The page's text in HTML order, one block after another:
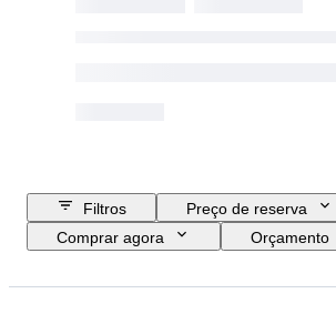
Filtros
Preço de reserva
Comprar agora
Orçamento